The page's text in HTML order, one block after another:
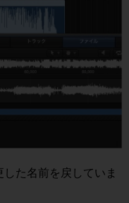
た名前を戻していま